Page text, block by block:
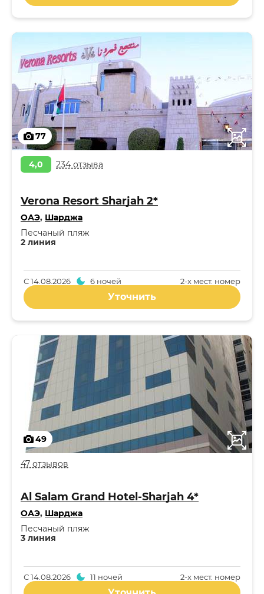
77
4,0 234 отзыва
Verona Resort Sharjah 2*
ОАЭ, Шарджа
2 линия
Песчаный пляж
2-x мест. номер
С14.08.2026 6 ночей
Уточнить
49
47 отзывов
Al Salam Grand Hotel-Sharjah 4*
ОАЭ, Шарджа
3 линия
Песчаный пляж
2-x мест. номер
С14.08.2026 11 ночей